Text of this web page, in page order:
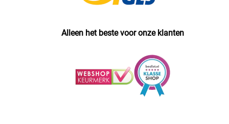
Alleen het beste voor onze klanten